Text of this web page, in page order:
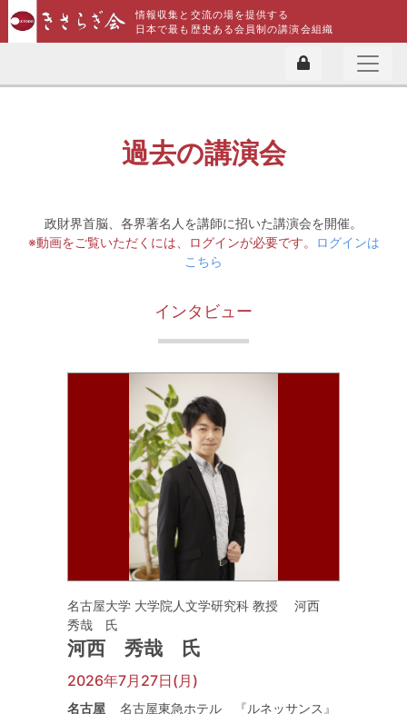
情報収集と交流の場を提供する
日本で最も歴史ある会員制の講演会組織
過去の講演会
政財界首脳、各界著名人を講師に招いた講演会を開催。
※動画をご覧いただくには、ログインが必要です。
ログインは
こちら
インタビュー
名古屋大学 大学院人文学研究科 教授 河西
秀哉 氏
河西 秀哉 氏
2026年7月27日(月)
名古屋
名古屋東急ホテル 『ルネッサンス』